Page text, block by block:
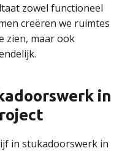
zowel functioneel
creëren we ruimtes
zien, maar ook
in
in stukadoorswerk in